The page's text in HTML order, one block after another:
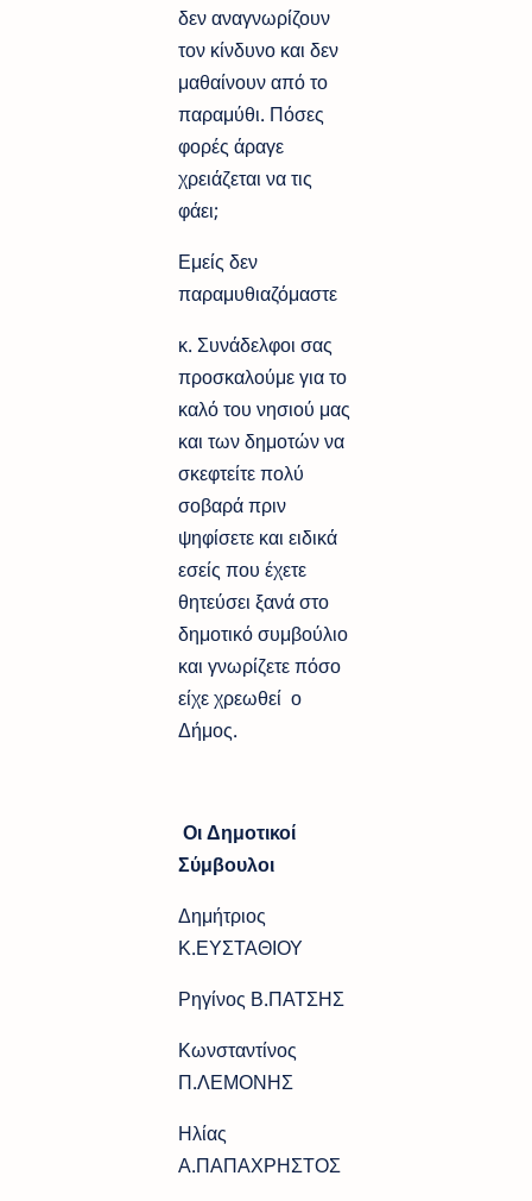
δεν αναγνωρίζουν
τον κίνδυνο και δεν
μαθαίνουν από το
παραμύθι. Πόσες
φορές άραγε
χρειάζεται να τις
φάει;
Εμείς δεν
παραμυθιαζόμαστε
κ. Συνάδελφοι σας
προσκαλούμε για το
καλό του νησιού μας
και των δημοτών να
σκεφτείτε πολύ
σοβαρά πριν
ψηφίσετε και ειδικά
εσείς που έχετε
θητεύσει ξανά στο
δημοτικό συμβούλιο
και γνωρίζετε πόσο
είχε χρεωθεί ο
Δήμος.
Οι Δημοτικοί
Σύμβουλοι
Δημήτριος
Κ.ΕΥΣΤΑΘΙΟΥ
Ρηγίνος Β.ΠΑΤΣΗΣ
Κωνσταντίνος
Π.ΛΕΜΟΝΗΣ
Ηλίας
Α.ΠΑΠΑΧΡΗΣΤΟΣ